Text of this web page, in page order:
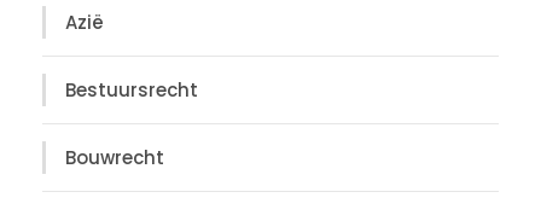
Azië
Bestuursrecht
Bouwrecht